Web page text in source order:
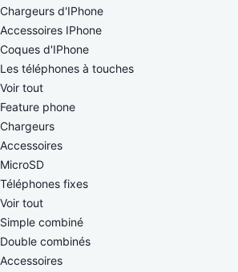
Chargeurs d'IPhone
Accessoires IPhone
Coques d'IPhone
Les téléphones à touches
Voir tout
Feature phone
Chargeurs
Accessoires
MicroSD
Téléphones fixes
Voir tout
Simple combiné
Double combinés
Accessoires